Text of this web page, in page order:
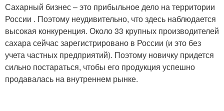
Сахарный бизнес – это прибыльное дело на территории
России . Поэтому неудивительно, что здесь наблюдается
высокая конкуренция. Около 33 крупных производителей
сахара сейчас зарегистрировано в России (и это без
учета частных предприятий). Поэтому новичку придется
сильно постараться, чтобы его продукция успешно
продавалась на внутреннем рынке.